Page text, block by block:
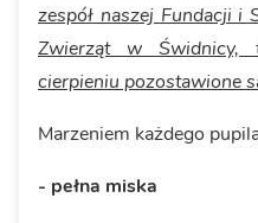
zespół naszej Fundacji i
Zwierząt w Świdnicy,
cierpieniu pozostawione
Marzeniem każdego
- pełna miska